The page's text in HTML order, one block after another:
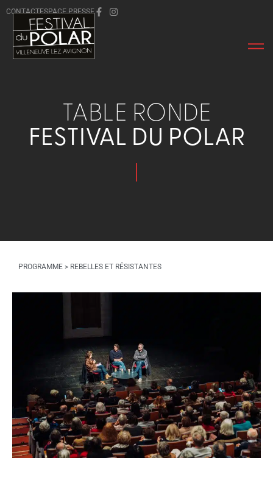
CONTACTESPACE PRESSE
TABLE RONDE
FESTIVAL DU POLAR
PROGRAMME > REBELLES ET RÉSISTANTES